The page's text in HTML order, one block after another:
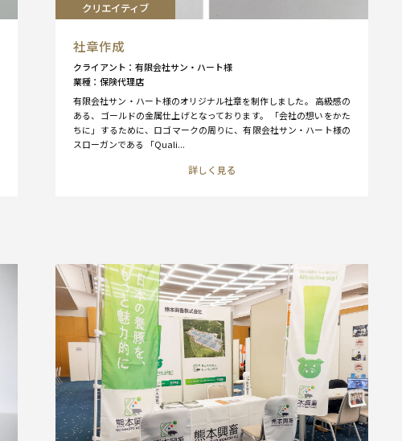
クリエイティブ
社章作成
クライアント
有限会社サン・ハート様
業種
保険代理店
有限会社サン・ハート様のオリジナル社章を制作しました。 高級感の
ある、ゴールドの金属仕上げとなっております。 「会社の想いをかた
ちに」するために、ロゴマークの周りに、有限会社サン・ハート様の
スローガンである 「Quali...
詳しく見る